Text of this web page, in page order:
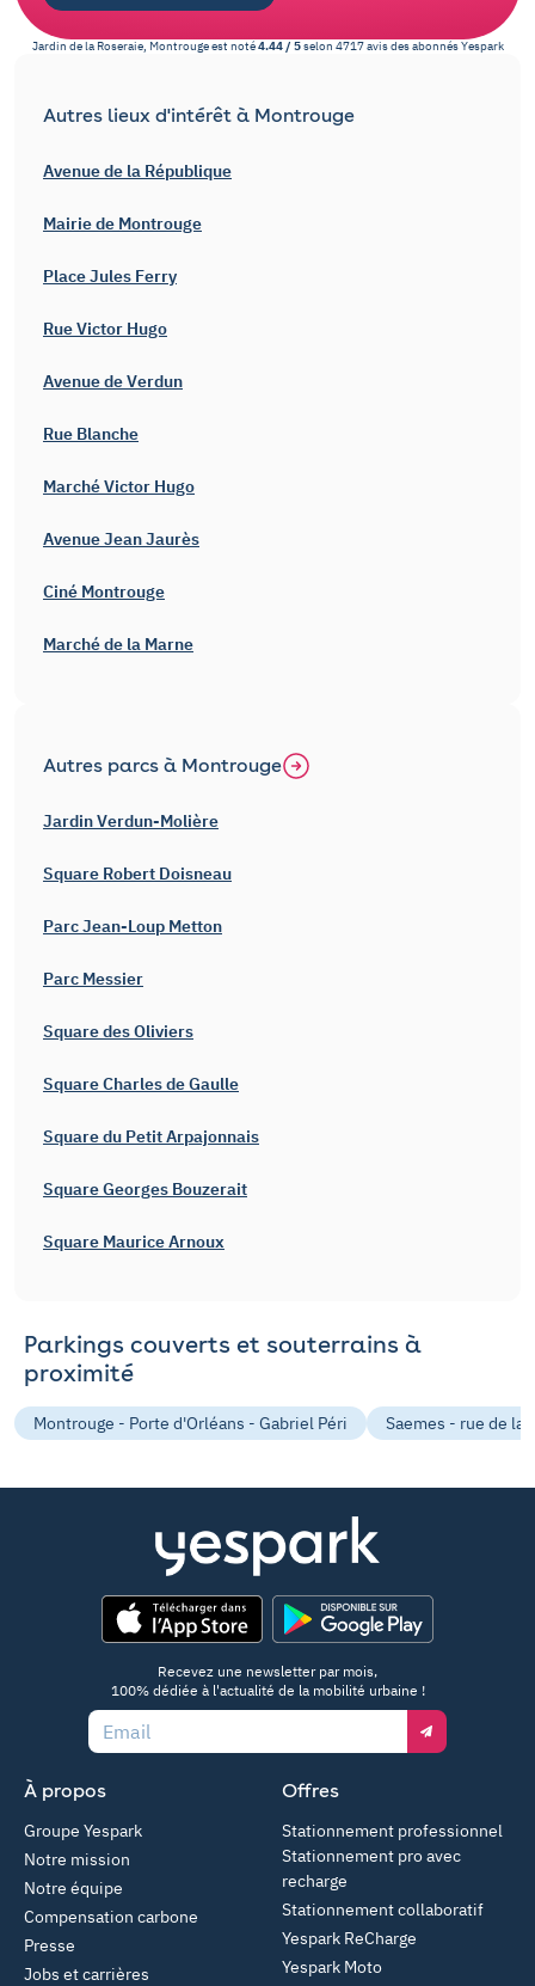
Jardin de la Roseraie, Montrougeest noté4.44/ 5selon 4717avis des abonnésYespark
Autres lieux d'intérêt à Montrouge
Avenue de la République
Mairie de Montrouge
Place Jules Ferry
Rue Victor Hugo
Avenue de Verdun
Rue Blanche
Marché Victor Hugo
Avenue Jean Jaurès
Ciné Montrouge
Marché de la Marne
Autres parcs à Montrouge
Jardin Verdun-Molière
Square Robert Doisneau
Parc Jean-Loup Metton
Parc Messier
Square des Oliviers
Square Charles de Gaulle
Square du Petit Arpajonnais
Square Georges Bouzerait
Square Maurice Arnoux
Parkings couverts et souterrains à
proximité
Montrouge - Porte d'Orléans - Gabriel Péri Saemes - rue de la
Recevez une newsletter par mois,
100% dédiée à l'actualité de la mobilité urbaine !
À propos
Groupe Yespark
Notre mission
Notre équipe
Compensation carbone
Presse
Jobs et carrières
Offres
Stationnement professionnel
Stationnement pro avec
recharge
Stationnement collaboratif
Yespark ReCharge
Yespark Moto